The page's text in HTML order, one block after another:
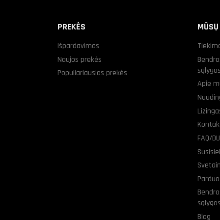
PREKĖS
Išpardavimas
Naujos prekės
Populiariausios prekės
Apie
FAQ/
Blog